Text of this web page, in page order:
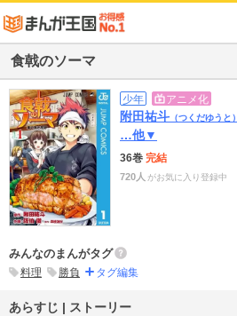
食戟のソーマ
少年 アニメ化
附田祐斗 （つくだゆうと）
…他▼
36巻 完結
720人 がお気に入り登録中
みんなのまんがタグ
料理 勝負 タグ編集
あらすじ | ストーリー